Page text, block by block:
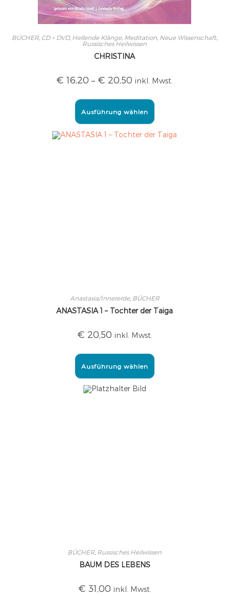
BÜCHER, CD + DVD, Hellende Klänge, Meditation Neue Wissenschaft,
Russisches Heilwissen
CHRISTINA
€ 16,20 – € 20,50 inkl. Mwst.
Ausführung wählen
Anastasia/Innererde, BÜCHER
ANASTASIA 1 – Tochter der Taiga
€ 20,50 inkl. Mwst.
Ausführung wählen
BÜCHER, Russisches Heilwissen
BAUM DES LEBENS
€ 31,00 inkl. Mwst.